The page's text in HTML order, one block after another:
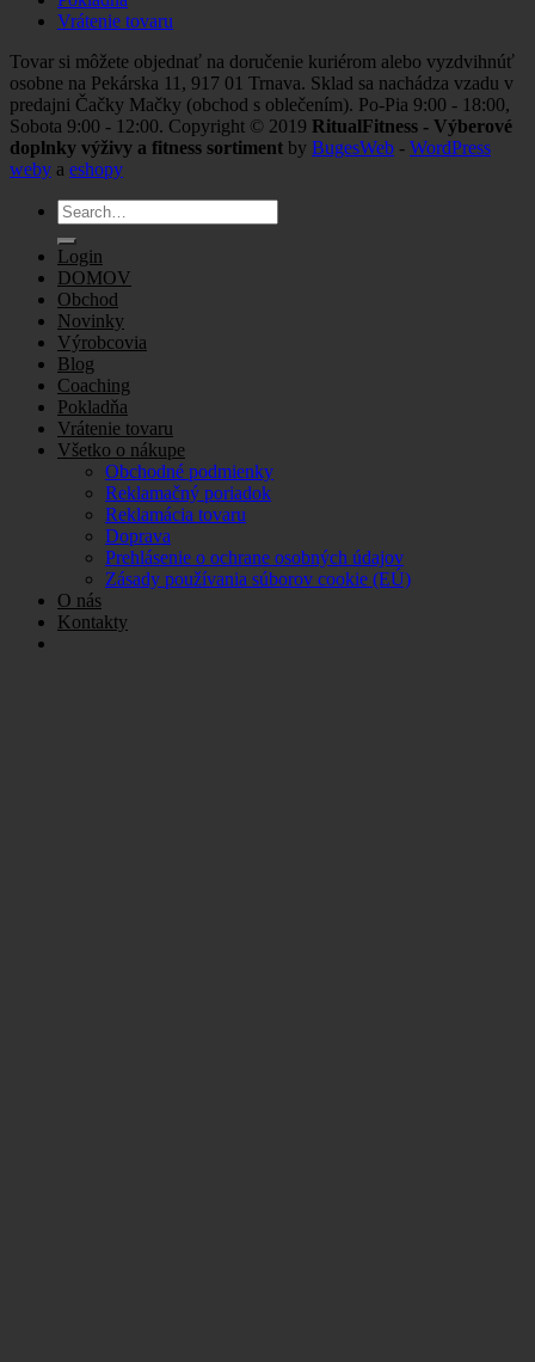
Vrátenie tovaru
Tovar si môžete objednať na doručenie kuriérom alebo vyzdvihnúť
osobne na Pekárska 11, 917 01 Trnava. Sklad sa nachádza vzadu v
predajni Čačky Mačky (obchod s oblečením). Po-Pia 9:00 - 18:00,
Sobota 9:00 - 12:00. Copyright © 2019 RitualFitness - Výberové
doplnky výživy a fitness sortiment by BugesWeb - WordPress
weby a eshopy
Search
for:
Login
DOMOV
Obchod
Novinky
Výrobcovia
Blog
Coaching
Pokladňa
Vrátenie tovaru
Všetko o nákupe
Obchodné podmienky
Reklamačný poriadok
Reklamácia tovaru
Doprava
Prehlásenie o ochrane osobných údajov
Zásady používania súborov cookie (EÚ)
O nás
Kontakty